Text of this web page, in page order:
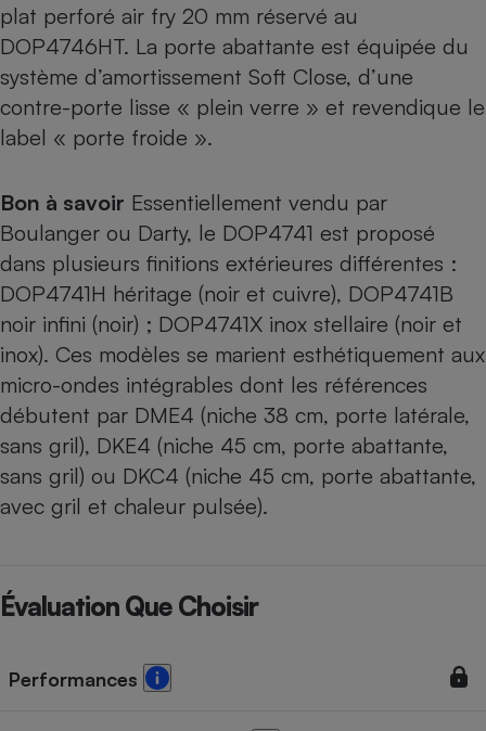
plat perforé air fry 20 mm réservé au
DOP4746HT. La porte abattante est équipée du
système d’amortissement Soft Close, d’une
contre-porte lisse « plein verre » et revendique le
label « porte froide ».
Bon à savoir Essentiellement vendu par
Boulanger ou Darty, le DOP4741 est proposé
dans plusieurs finitions extérieures différentes :
DOP4741H héritage (noir et cuivre), DOP4741B
noir infini (noir) ; DOP4741X inox stellaire (noir et
inox). Ces modèles se marient esthétiquement aux
micro-ondes intégrables dont les références
débutent par DME4 (niche 38 cm, porte latérale,
sans gril), DKE4 (niche 45 cm, porte abattante,
sans gril) ou DKC4 (niche 45 cm, porte abattante,
avec gril et chaleur pulsée).
Évaluation Que Choisir
Performances